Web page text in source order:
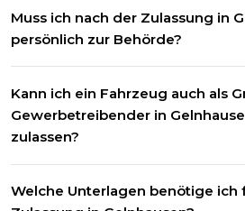
Muss ich nach der Zulassung in
persönlich zur Behörde?
Kann ich ein Fahrzeug auch als
Gewerbetreibender in
zulassen?
Welche Unterlagen benötige ich